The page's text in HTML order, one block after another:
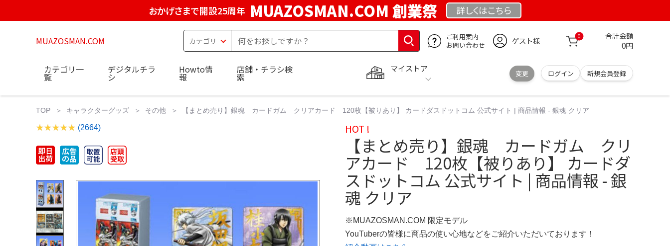
おかげさまで開設25周年 MUAZOSMAN.COM 創業祭 詳しくはこちら
MUAZOSMAN.COM
ご利用案内
お問い合わせ
ゲスト様 0 合計金額
0円
マイストア
変更 ログイン 新規会員登録
カテゴリ一
覧
デジタルチラ
シ
Howto情
報
店舗・チラシ検
索
TOP キャラクターグッズ その他 【まとめ売り】銀魂 カードガム クリアカード 120枚【被りあり】 カードダスドットコム 公式サイト | 商品情報 - 銀魂 クリア
(2664) HOT !
【まとめ売り】銀魂 カードガム クリ
アカード 120枚【被りあり】 カードダ
スドットコム 公式サイト | 商品情報 - 銀
魂 クリア
※MUAZOSMAN.COM 限定モデル
YouTuberの皆様に商品の使い心地などをご紹介いただいております！